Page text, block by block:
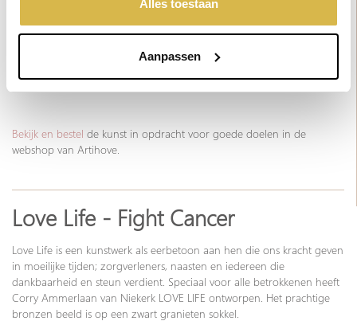
'weigeren' worden alleen de functionele cookies
geplaatst. Bekijk onze cookieverklaring voor meer
Alles toestaan
Aanpassen
Cruijff beeldje, een waar collectors item, opnieuw uit. De opbrengst
Cruyff Foundation, die als missie heeft het vooruit brengen van jeugd
Bekijk en bestel de kunst in opdracht voor goede doelen in de
webshop van Artihove.
Love Life - Fight Cancer
Love Life is een kunstwerk als eerbetoon aan hen die ons kracht geven
in moeilijke tijden; zorgverleners, naasten en iedereen die
dankbaarheid en steun verdient. Speciaal voor alle betrokkenen heeft
Corry Ammerlaan van Niekerk LOVE LIFE ontworpen. Het prachtige
bronzen beeld is op een zwart granieten sokkel.